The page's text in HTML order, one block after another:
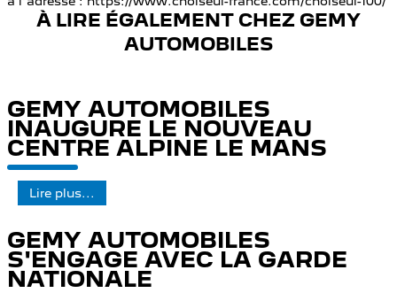
À LIRE ÉGALEMENT CHEZ GEMY
AUTOMOBILES
GEMY AUTOMOBILES
INAUGURE LE NOUVEAU
CENTRE ALPINE LE MANS
Lire plus...
GEMY AUTOMOBILES
S'ENGAGE AVEC LA GARDE
NATIONALE